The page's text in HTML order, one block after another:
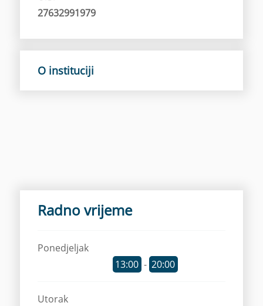
O instituciji
27632991979
Radno vrijeme
Ponedjeljak
13:00 - 20:00
Utorak